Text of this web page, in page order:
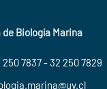
de Biología Marina
250 7837 - 32 250 7829